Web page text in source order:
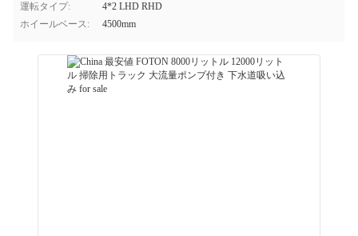
運転タイプ:
4*2 LHD RHD
ホイールベース:
4500mm